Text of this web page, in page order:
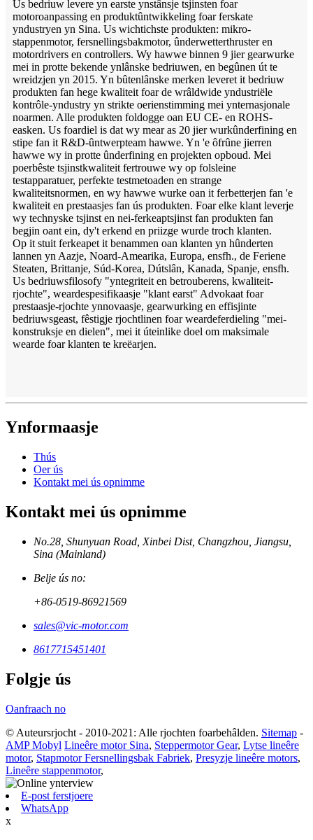
Us bedriuw levere yn earste ynstânsje tsjinsten foar
motoroanpassing en produktûntwikkeling foar ferskate
yndustryen yn Sina. Us wichtichste produkten: mikro-
stappenmotor, fersnellingsbakmotor, ûnderwetterthruster en
motordrivers en controllers. Wy hawwe binnen 9 jier gearwurke
mei in protte bekende ynlânske bedriuwen, en begûnen út te
wreidzjen yn 2015. Yn bûtenlânske merken leveret it bedriuw
produkten fan hege kwaliteit foar de wrâldwide yndustriële
kontrôle-yndustry yn strikte oerienstimming mei ynternasjonale
noarmen. Alle produkten foldogge oan EU CE- en ROHS-
easken. Us foardiel is dat wy mear as 20 jier wurkûnderfining en
stipe fan it R&D-ûntwerpteam hawwe. Yn 'e ôfrûne jierren
hawwe wy in protte ûnderfining en projekten opboud. Mei
poerbêste tsjinstkwaliteit fertrouwe wy op folsleine
testapparatuer, perfekte testmetoaden en strange
kwaliteitsnormen, en wy hawwe wurke oan it ferbetterjen fan 'e
kwaliteit en prestaasjes fan ús produkten. Foar elke klant leverje
wy technyske tsjinst en nei-ferkeaptsjinst fan produkten fan
begjin oant ein, dy't erkend en priizge wurde troch klanten.
Op it stuit ferkeapet it benammen oan klanten yn hûnderten
lannen yn Aazje, Noard-Amearika, Europa, ensfh., de Feriene
Steaten, Brittanje, Súd-Korea, Dútslân, Kanada, Spanje, ensfh.
Us bedriuwsfilosofy "yntegriteit en betrouberens, kwaliteit-
rjochte", weardespesifikaasje "klant earst" Advokaat foar
prestaasje-rjochte ynnovaasje, gearwurking en effisjinte
bedriuwsgeast, fêstigje rjochtlinen foar weardeferdieling "mei-
konstruksje en dielen", mei it úteinlike doel om maksimale
wearde foar klanten te kreëarjen.
Ynformaasje
Thús
Oer ús
Kontakt mei ús opnimme
Kontakt mei ús opnimme
No.28, Shunyuan Road, Xinbei Dist, Changzhou, Jiangsu,
Sina (Mainland)
Belje ús no:
+86-0519-86921569
sales@vic-motor.com
8617715451401
Folgje ús
Oanfraach no
© Auteursrjocht - 2010-2021: Alle rjochten foarbehâlden. Sitemap -
AMP Mobyl Lineêre motor Sina, Steppermotor Gear, Lytse lineêre
motor, Stapmotor Fersnellingsbak Fabriek, Presyzje lineêre motors,
Lineêre stappenmotor,
E-post ferstjoere
WhatsApp
x